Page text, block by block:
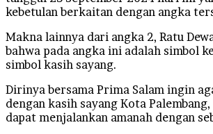
kebetulan berkaitan dengan angka
Makna lainnya dari angka 2, Ratu
bahwa pada angka ini adalah simbol
simbol kasih sayang.
Dirinya bersama Prima Salam ingin
dengan kasih sayang Kota
dapat menjalankan amanah dengan